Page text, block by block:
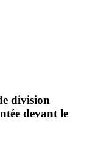
division
devant le